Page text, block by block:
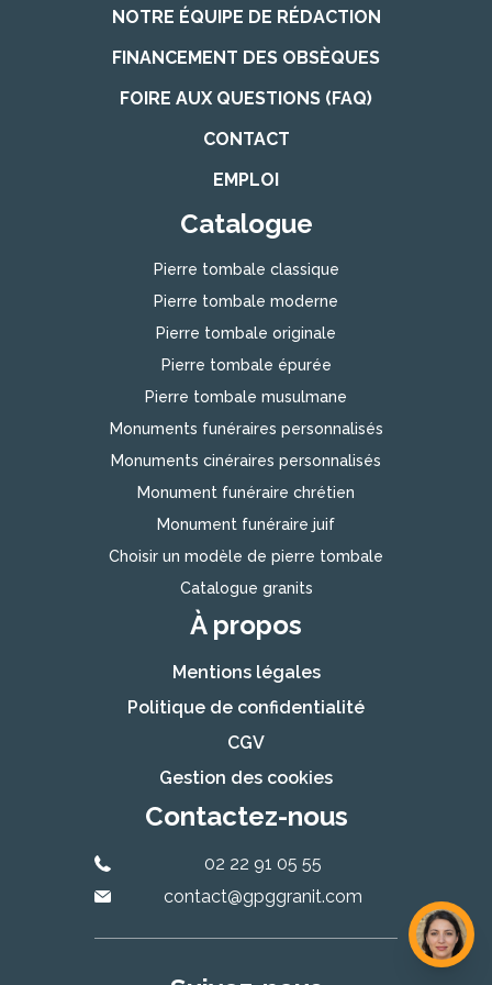
NOTRE ÉQUIPE DE RÉDACTION
FINANCEMENT DES OBSÈQUES
FOIRE AUX QUESTIONS (FAQ)
CONTACT
EMPLOI
Catalogue
Pierre tombale classique
Pierre tombale moderne
Pierre tombale originale
Pierre tombale épurée
Pierre tombale musulmane
Monuments funéraires personnalisés
Monuments cinéraires personnalisés
Monument funéraire chrétien
Monument funéraire juif
Choisir un modèle de pierre tombale
Catalogue granits
À propos
Mentions légales
Politique de confidentialité
CGV
Gestion des cookies
Contactez-nous
02 22 91 05 55
contact@gpggranit.com